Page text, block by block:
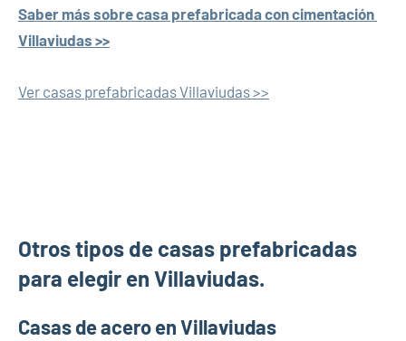
Saber más sobre casa prefabricada con cimentación
Villaviudas >>
Ver casas prefabricadas Villaviudas >>
Otros tipos de casas prefabricadas
para elegir en Villaviudas.
Casas de acero en Villaviudas